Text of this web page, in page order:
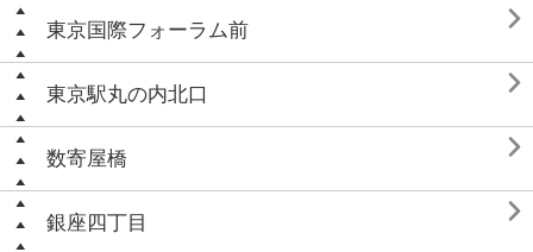
東京国際フォーラム前 
東京駅丸の内北口 
数寄屋橋 
銀座四丁目 